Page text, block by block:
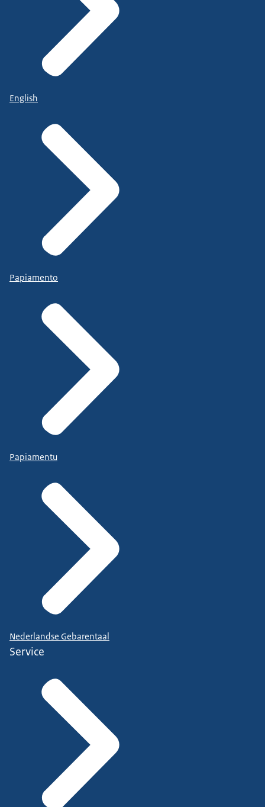
English
Papiamento
Papiamentu
Nederlandse Gebarentaal
Service